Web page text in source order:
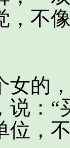
，不
的，
说：
位，